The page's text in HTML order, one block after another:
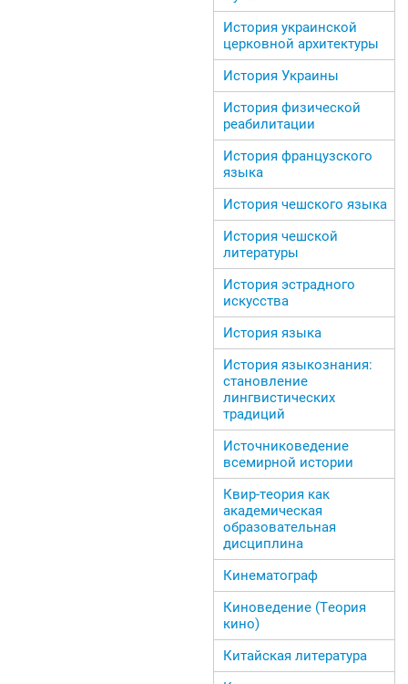
История украинской
церковной архитектуры
История Украины
История физической
реабилитации
История французского
языка
История чешского языка
История чешской
литературы
История эстрадного
искусства
История языка
История языкознания:
становление
лингвистических
традиций
Источниковедение
всемирной истории
Квир-теория как
академическая
образовательная
дисциплина
Кинематограф
Киноведение (Теория
кино)
Китайская литература